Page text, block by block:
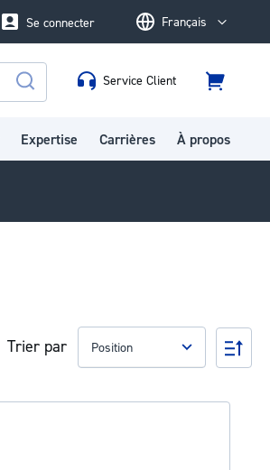
LanguageFrançais
Se connecter
Service Client
Panier
Expertise Carrières À propos
Trier par
Par